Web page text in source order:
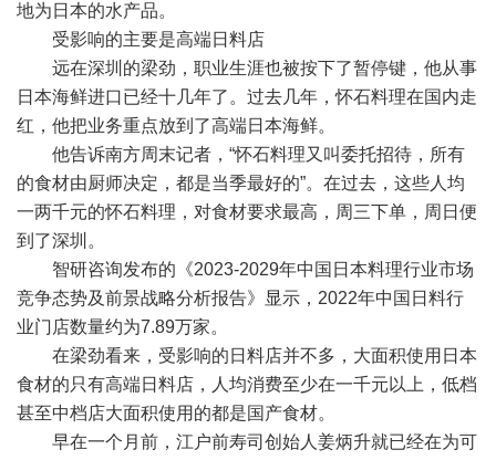
地为日本的水产品。
受影响的主要是高端日料店
远在深圳的梁劲，职业生涯也被按下了暂停键，他从事
日本海鲜进口已经十几年了。过去几年，怀石料理在国内走
红，他把业务重点放到了高端日本海鲜。
他告诉南方周末记者，“怀石料理又叫委托招待，所有
的食材由厨师决定，都是当季最好的”。在过去，这些人均
一两千元的怀石料理，对食材要求最高，周三下单，周日便
到了深圳。
智研咨询发布的《2023-2029年中国日本料理行业市场
竞争态势及前景战略分析报告》显示，2022年中国日料行
业门店数量约为7.89万家。
在梁劲看来，受影响的日料店并不多，大面积使用日本
食材的只有高端日料店，人均消费至少在一千元以上，低档
甚至中档店大面积使用的都是国产食材。
早在一个月前，江户前寿司创始人姜炳升就已经在为可